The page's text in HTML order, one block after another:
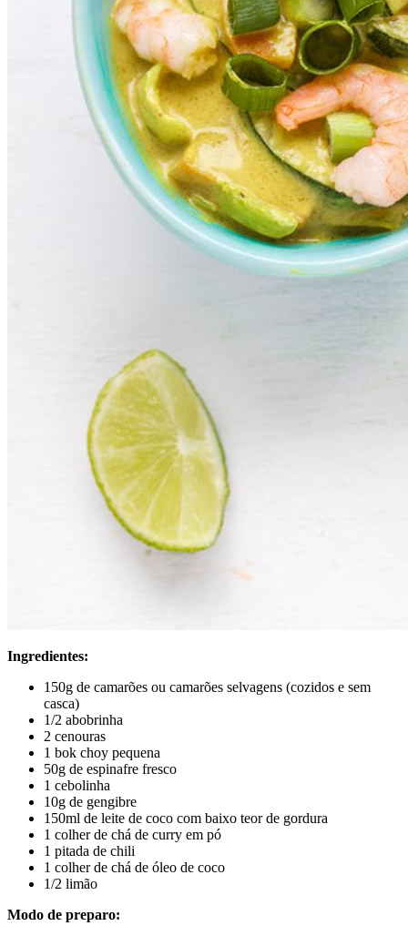
Ingredientes:
150g de camarões ou camarões selvagens (cozidos e sem
casca)
1/2 abobrinha
2 cenouras
1 bok choy pequena
50g de espinafre fresco
1 cebolinha
10g de gengibre
150ml de leite de coco com baixo teor de gordura
1 colher de chá de curry em pó
1 pitada de chili
1 colher de chá de óleo de coco
1/2 limão
Modo de preparo: